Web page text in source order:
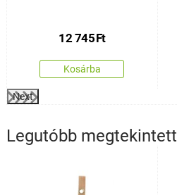
12 745Ft
Kosárba
Next
Legutóbb megtekintett